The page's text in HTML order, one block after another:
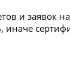
и заявок
иначе